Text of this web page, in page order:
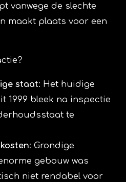
vanwege de slechte
maakt plaats voor een
staat: Het huidige
1999 bleek na inspectie
te
: Grondige
gebouw was
niet rendabel voor